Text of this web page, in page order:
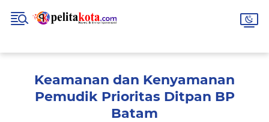
Keamanan dan Kenyamanan
Pemudik Prioritas Ditpan BP
Batam